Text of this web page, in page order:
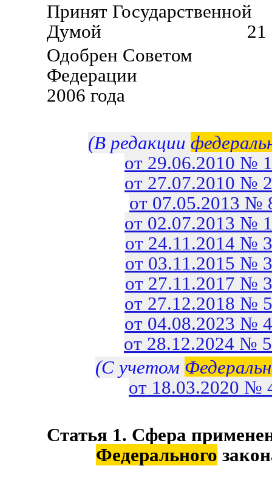
Принят Государственной
Думой 21
Одобрен Советом
Федерации 26
2006 года
(В редакции
от 29.06.2010 №
от 27.07.2010 №
от 07.05.2013 №
от 02.07.2013 №
от 24.11.2014 №
от 03.11.2015 №
от 27.11.2017 №
от 27.12.2018 №
от 04.08.2023 №
от 28.12.2024 №
(С учетом
от 18.03.2020 №
Статья 1. Сфера
Федерального